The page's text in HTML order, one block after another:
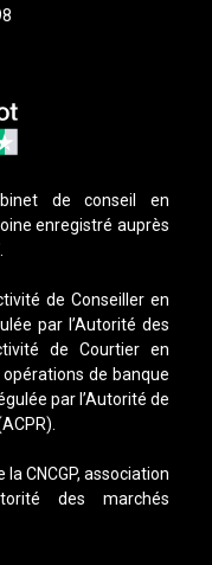
de conseil en
enregistré auprès
de Conseiller en
par l’Autorité des
de Courtier en
de banque
par l’Autorité de
la CNCGP, association
des marchés